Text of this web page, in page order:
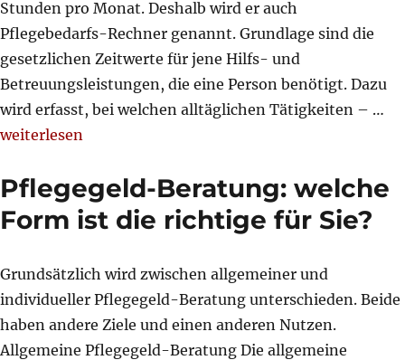
Stunden pro Monat. Deshalb wird er auch
Pflegebedarfs-Rechner genannt. Grundlage sind die
gesetzlichen Zeitwerte für jene Hilfs- und
Betreuungsleistungen, die eine Person benötigt. Dazu
wird erfasst, bei welchen alltäglichen Tätigkeiten – …
„Pflegestufen-Rechner oder Pflegegeld-Rechner – wo
weiterlesen
Pflegegeld-Beratung: welche
Form ist die richtige für Sie?
Grundsätzlich wird zwischen allgemeiner und
individueller Pflegegeld-Beratung unterschieden. Beide
haben andere Ziele und einen anderen Nutzen.
Allgemeine Pflegegeld-Beratung Die allgemeine